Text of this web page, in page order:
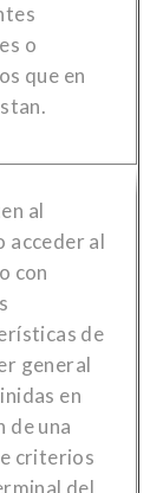
o
que en
al
acceder al
con
de
general
en
de una
criterios
del